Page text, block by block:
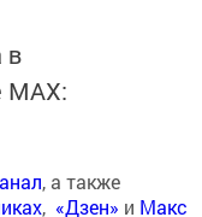
в
MАХ:
, а также
, «Дзен» и Макс